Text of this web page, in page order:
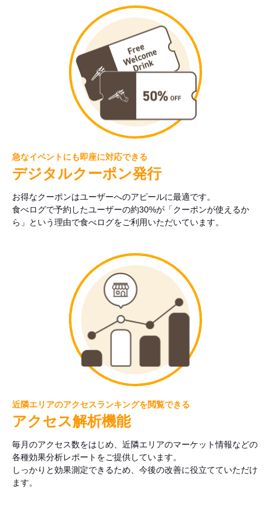
急なイベントにも即座に対応できる
デジタルクーポン発行
お得なクーポンはユーザーへのアピールに最適です。
食べログで予約したユーザーの約30%が「クーポンが使えるか
ら」という理由で食べログをご利用いただいています。
近隣エリアのアクセスランキングを閲覧できる
アクセス解析機能
毎月のアクセス数をはじめ、近隣エリアのマーケット情報などの
各種効果分析レポートをご提供しています。
しっかりと効果測定できるため、今後の改善に役立てていただけ
ます。